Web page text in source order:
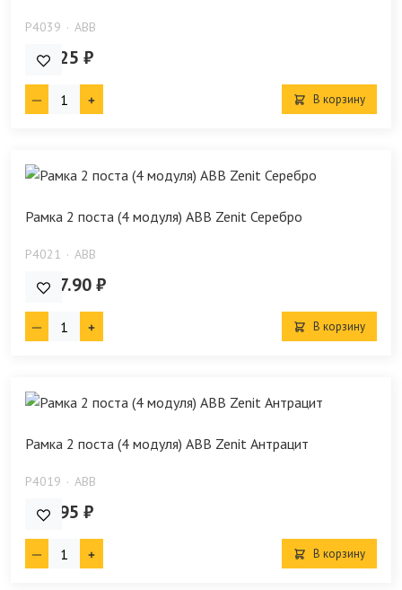
P4039 ABB
431.25 ₽
В корзину
Рамка 2 поста (4 модуля) ABB Zenit Серебро
P4021 ABB
1 087.90 ₽
В корзину
Рамка 2 поста (4 модуля) ABB Zenit Антрацит
P4019 ABB
911.95 ₽
В корзину